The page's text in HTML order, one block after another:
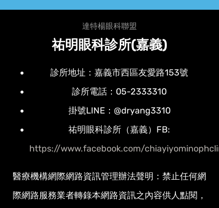
達特楊眼科聯盟
祐明眼科診所(嘉義)
診所地址：嘉義市西區友愛路153號
診所電話：05-2333310
掛號LINE：@dryang3310
祐明眼科診所（嘉義）FB:
https://www.facebook.com/
醫療機構網際網路資訊管理辦法聲明：禁止任何網
際網路服務業者轉錄本網路資訊之內容供人點閱，